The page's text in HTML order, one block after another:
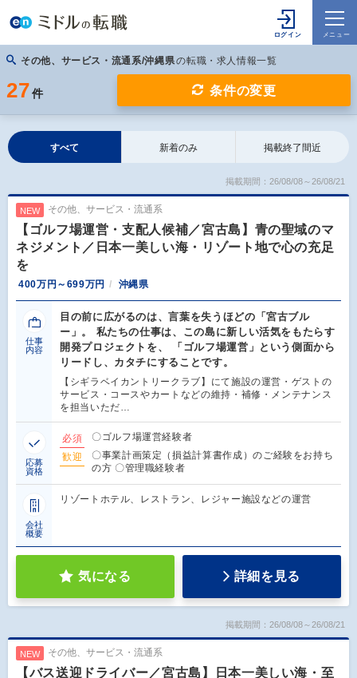
その他、サービス・流通系/沖縄県の転職・求人情報一覧
27 件 条件の変更
すべて 新着のみ 掲載終了間近
掲載期間：26/08/08～26/08/21
NEW その他、サービス・流通系
【ゴルフ場運営・支配人候補／宮古島】青の聖域のマ
ネジメント／日本一美しい海・リゾート地で心の充足
を
400万円～699万円 沖縄県
仕事
内容
目の前に広がるのは、言葉を失うほどの「宮古ブル
ー」。 私たちの仕事は、この島に新しい活気をもたらす
開発プロジェクトを、 「ゴルフ場運営」という側面から
リードし、カタチにすることです。
【シギラベイカントリークラブ】にて施設の運営・ゲストの
サービス・コースやカートなどの維持・補修・メンテナンス
を担当いただ…
応募
資格
必須
〇ゴルフ場運営経験者
歓迎
〇事業計画策定（損益計算書作成）のご経験をお持ち
の方 〇管理職経験者
会社
概要
リゾートホテル、レストラン、レジャー施設などの運営
気になる 詳細を見る
掲載期間：26/08/08～26/08/21
NEW その他、サービス・流通系
【バス送迎ドライバー／宮古島】日本一美しい海・至